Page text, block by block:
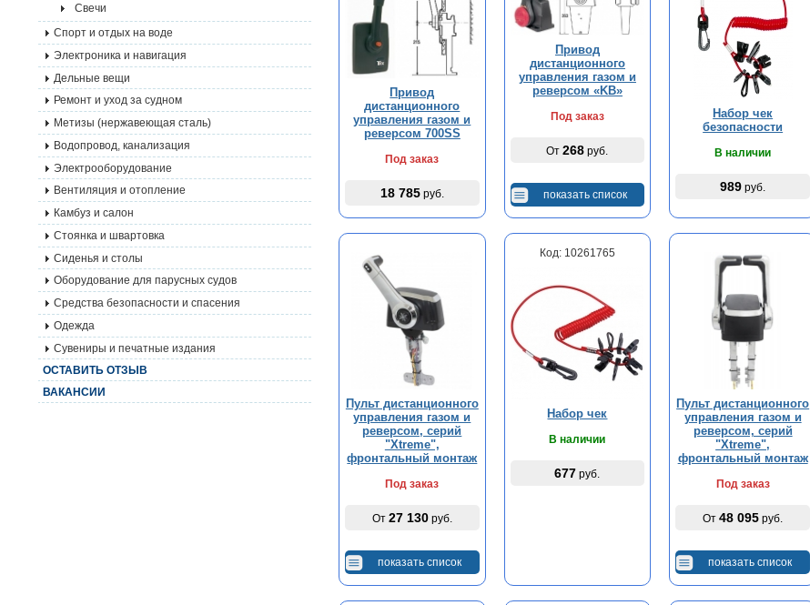
Свечи
Спорт и отдых на воде
Электроника и навигация
Дельные вещи
Ремонт и уход за судном
Метизы (нержавеющая сталь)
Водопровод, канализация
Электрооборудование
Вентиляция и отопление
Камбуз и салон
Стоянка и швартовка
Сиденья и столы
Оборудование для парусных судов
Средства безопасности и спасения
Одежда
Сувениры и печатные издания
ОСТАВИТЬ ОТЗЫВ
ВАКАНСИИ
Привод
дистанционного
управления газом и
реверсом 700SS
Под заказ
18 785руб.
Привод
дистанционного
управления газом и
реверсом «KB»
Под заказ
От268 руб.
показать список
Набор чек
безопасности
В наличии
989 руб.
Пульт дистанционного
управления газом и
реверсом, серий
"Xtreme",
фронтальный монтаж
Под заказ
От 27 130руб.
показать список
Код: 10261765
Набор чек
В наличии
677 руб.
Пульт дистанционного
управления газом и
реверсом, серий
"Xtreme",
фронтальный монтаж
Под заказ
От48 095 руб.
показать список